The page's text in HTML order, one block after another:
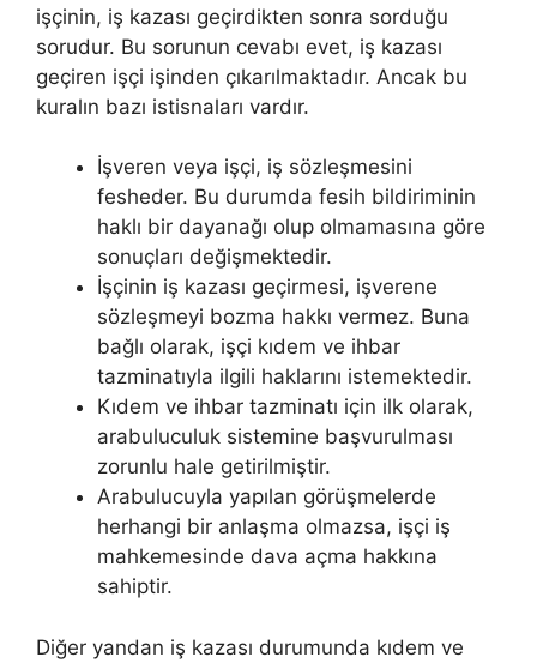
işçinin, iş kazası geçirdikten sonra sorduğu
sorudur. Bu sorunun cevabı evet, iş kazası
geçiren işçi işinden çıkarılmaktadır. Ancak bu
kuralın bazı istisnaları vardır.
İşveren veya işçi, iş sözleşmesini
fesheder. Bu durumda fesih bildiriminin
haklı bir dayanağı olup olmamasına göre
sonuçları değişmektedir.
İşçinin iş kazası geçirmesi, işverene
sözleşmeyi bozma hakkı vermez. Buna
bağlı olarak, işçi kıdem ve ihbar
tazminatıyla ilgili haklarını istemektedir.
Kıdem ve ihbar tazminatı için ilk olarak,
arabuluculuk sistemine başvurulması
zorunlu hale getirilmiştir.
Arabulucuyla yapılan görüşmelerde
herhangi bir anlaşma olmazsa, işçi iş
mahkemesinde dava açma hakkına
sahiptir.
Diğer yandan iş kazası durumunda kıdem ve